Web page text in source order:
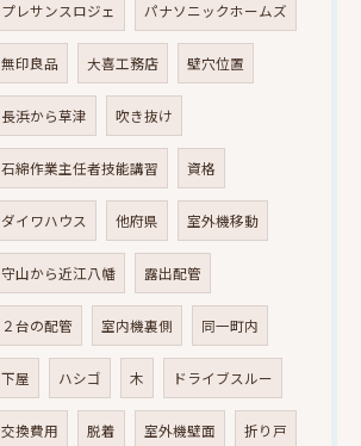
プレサンスロジェ パナソニックホームズ
無印良品 大喜工務店 壁穴位置
長浜から草津 吹き抜け
石綿作業主任者技能講習 資格
ダイワハウス 他府県 室外機移動
守山から近江八幡 露出配管
２台の配管 室内機裏側 同一町内
下屋 ハシゴ 木 ドライブスルー
交換費用 脱着 室外機壁面 折り戸